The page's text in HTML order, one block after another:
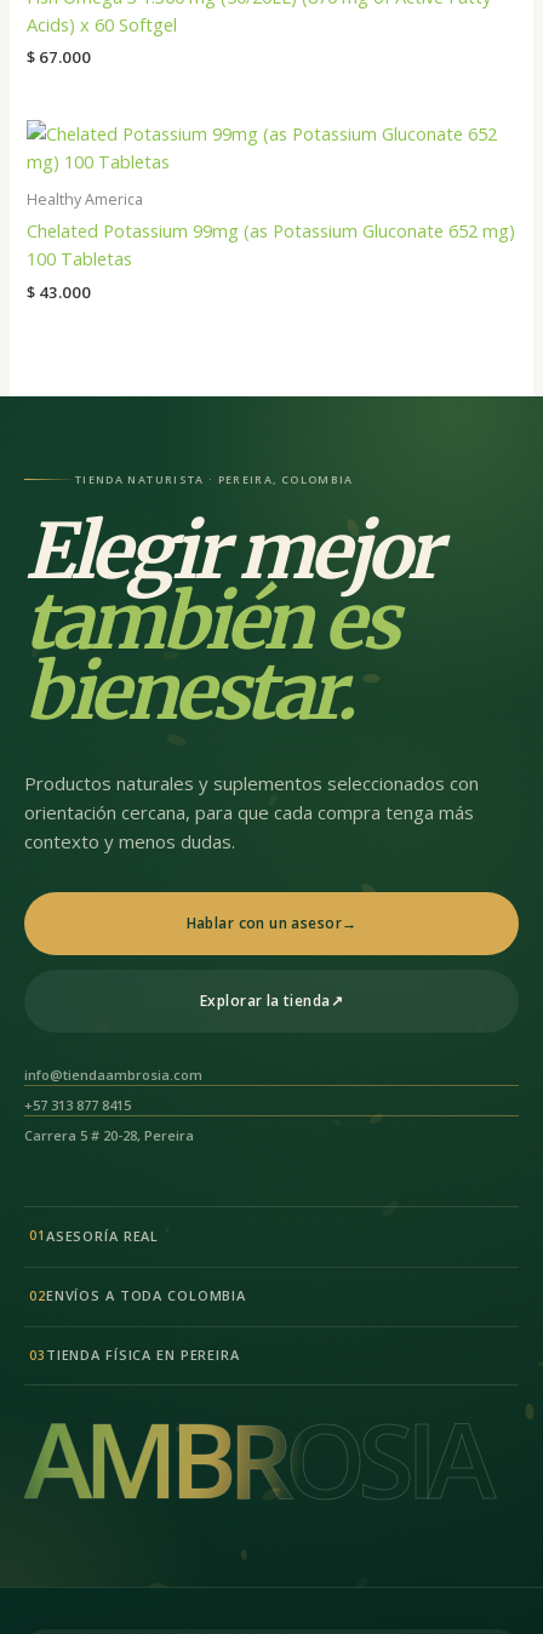
Acids) x 60 Softgel
$ 67.000
Healthy America
Chelated Potassium 99mg (as Potassium Gluconate 652 mg)
100 Tabletas
$ 43.000
TIENDA NATURISTA · PEREIRA, COLOMBIA
Elegir mejor
también es
bienestar.
Productos naturales y suplementos seleccionados con
orientación cercana, para que cada compra tenga más
contexto y menos dudas.
Hablar con un asesor→
Explorar la tienda↗
info@tiendaambrosia.com
+57 313 877 8415
Carrera 5 # 20-28, Pereira
01 ASESORÍA REAL
02ENVÍOS A TODA COLOMBIA
03 TIENDA FÍSICA EN PEREIRA
AMBROSIA
AMBROSIA